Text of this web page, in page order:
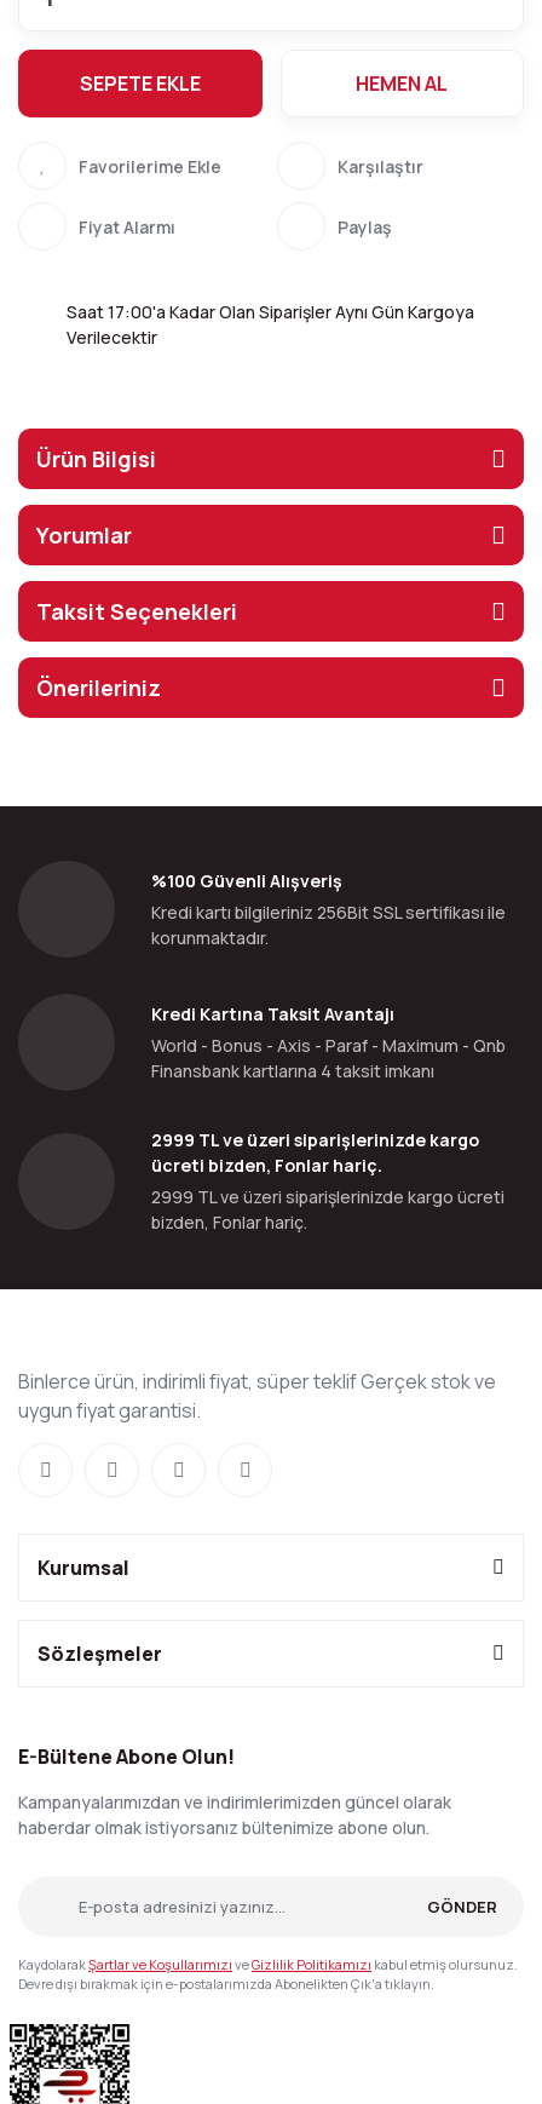
SEPETE EKLE HEMEN AL
Karşılaştır
Fiyat Alarmı Paylaş
Saat 17:00'a Kadar Olan Siparişler Aynı Gün Kargoya
Verilecektir
Ürün Bilgisi
Yorumlar
Taksit Seçenekleri
Önerileriniz
%100 Güvenli Alışveriş
Kredi kartı bilgileriniz 256Bit SSL sertifikası ile
korunmaktadır.
Kredi Kartına Taksit Avantajı
World - Bonus - Axis - Paraf - Maximum - Qnb
Finansbank kartlarına 4 taksit imkanı
2999 TL ve üzeri siparişlerinizde kargo
ücreti bizden, Fonlar hariç.
2999 TL ve üzeri siparişlerinizde kargo ücreti
bizden, Fonlar hariç.
Binlerce ürün, indirimli fiyat, süper teklif Gerçek stok ve
uygun fiyat garantisi.
Kurumsal
Sözleşmeler
E-Bültene Abone Olun!
Kampanyalarımızdan ve indirimlerimizden güncel olarak
haberdar olmak istiyorsanız bültenimize abone olun.
GÖNDER
KaydolarakŞartlar ve Koşullarımızı veGizlilik Politikamızı kabul etmiş olursunuz.
Devre dışı bırakmak için e-postalarımızda Abonelikten Çık'a tıklayın.